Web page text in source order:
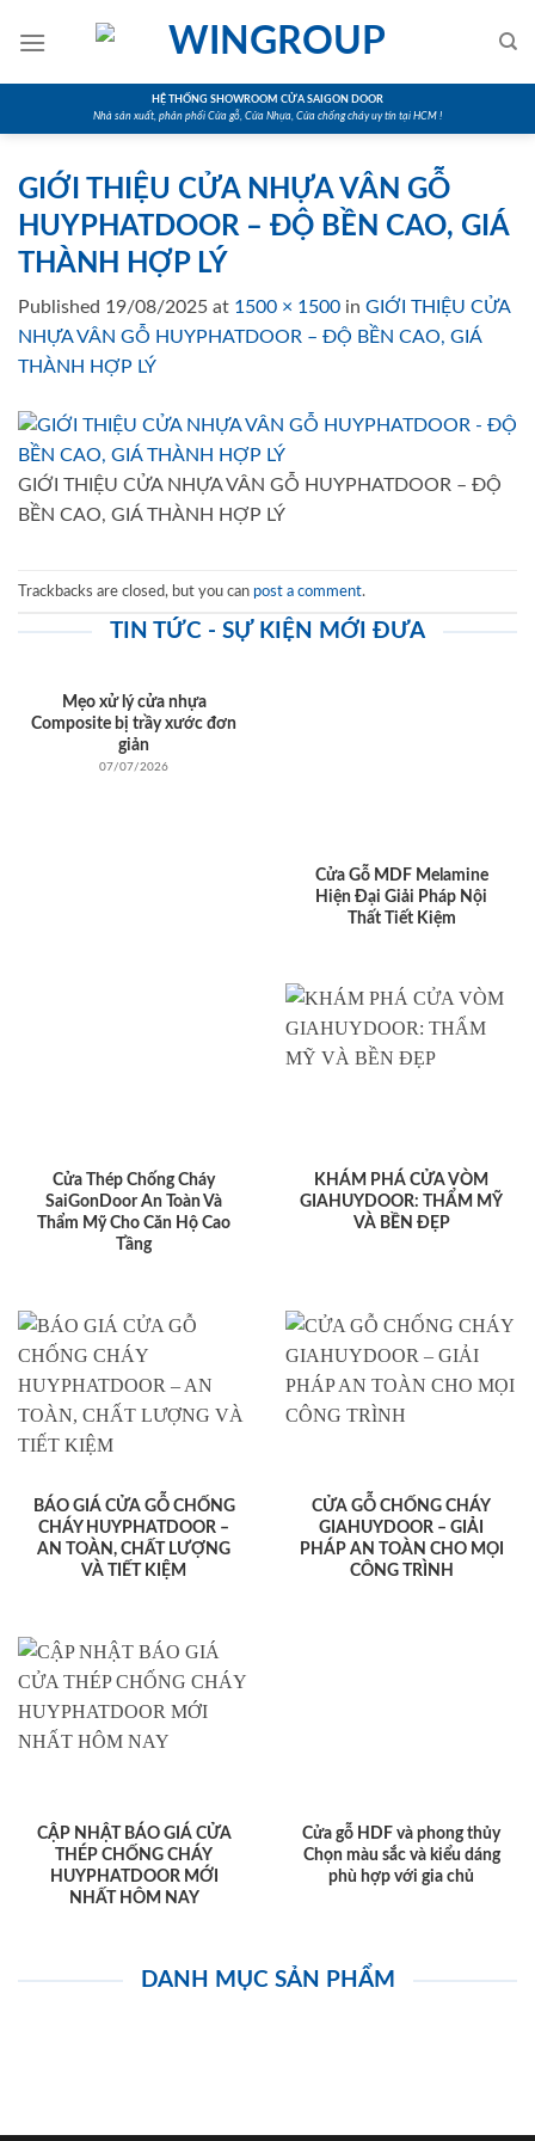
HỆ THỐNG SHOWROOM CỬA SAIGON DOOR
Nhà sản xuất, phân phối Cửa gỗ, Cửa Nhựa, Cửa chống cháy uy tín tại HCM !
GIỚI THIỆU CỬA NHỰA VÂN GỖ
HUYPHATDOOR – ĐỘ BỀN CAO, GIÁ
THÀNH HỢP LÝ
Published 19/08/2025 at 1500 × 1500 in GIỚI THIỆU CỬA
NHỰA VÂN GỖ HUYPHATDOOR – ĐỘ BỀN CAO, GIÁ
THÀNH HỢP LÝ
GIỚI THIỆU CỬA NHỰA VÂN GỖ HUYPHATDOOR – ĐỘ
BỀN CAO, GIÁ THÀNH HỢP LÝ
Trackbacks are closed, but you can post a comment.
TIN TỨC - SỰ KIỆN MỚI ĐƯA
Mẹo xử lý cửa nhựa
Composite bị trầy xước đơn
giản
07/07/2026
Cửa Gỗ MDF Melamine
Hiện Đại Giải Pháp Nội
Thất Tiết Kiệm
Cửa Thép Chống Cháy
SaiGonDoor An Toàn Và
Thẩm Mỹ Cho Căn Hộ Cao
Tầng
KHÁM PHÁ CỬA VÒM
GIAHUYDOOR: THẨM MỸ
VÀ BỀN ĐẸP
BÁO GIÁ CỬA GỖ CHỐNG
CHÁY HUYPHATDOOR –
AN TOÀN, CHẤT LƯỢNG
VÀ TIẾT KIỆM
CỬA GỖ CHỐNG CHÁY
GIAHUYDOOR – GIẢI
PHÁP AN TOÀN CHO MỌI
CÔNG TRÌNH
CẬP NHẬT BÁO GIÁ CỬA
THÉP CHỐNG CHÁY
HUYPHATDOOR MỚI
NHẤT HÔM NAY
Cửa gỗ HDF và phong thủy
Chọn màu sắc và kiểu dáng
phù hợp với gia chủ
DANH MỤC SẢN PHẨM